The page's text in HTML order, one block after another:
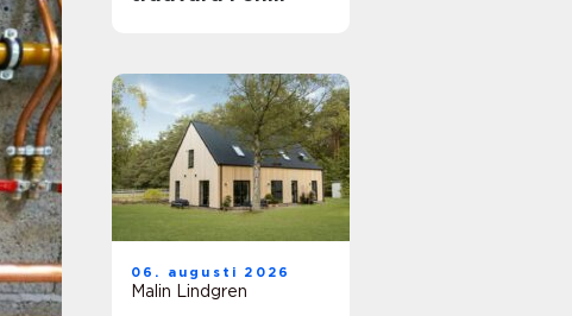
06. augusti 2026
Malin Lindgren